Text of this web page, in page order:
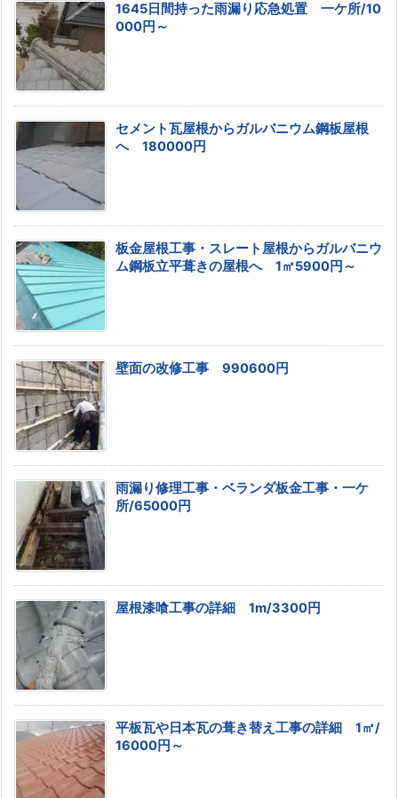
1645日間持った雨漏り応急処置 一ケ所/10
000円～
セメント瓦屋根からガルバニウム鋼板屋根
へ 180000円
板金屋根工事・スレート屋根からガルバニウ
ム鋼板立平葺きの屋根へ 1㎡5900円～
壁面の改修工事 990600円
雨漏り修理工事・ベランダ板金工事・一ケ
所/65000円
屋根漆喰工事の詳細 1m/3300円
平板瓦や日本瓦の葺き替え工事の詳細 1㎡/
16000円～